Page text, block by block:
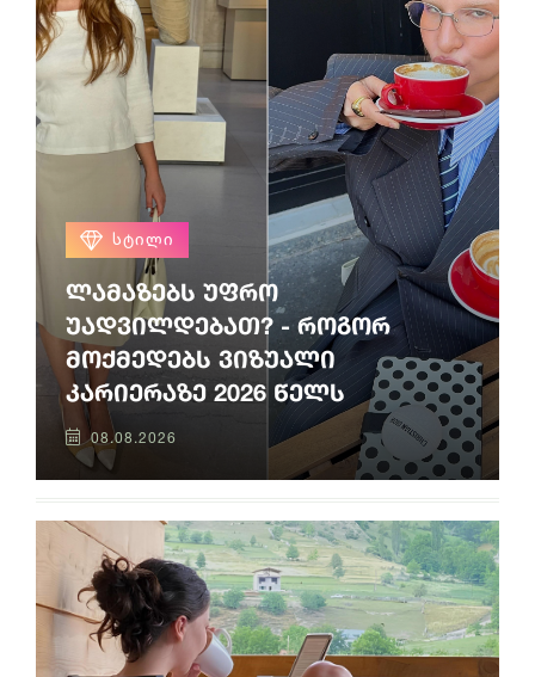
ᲡᲢᲘᲚᲘ
ლამაზებს უფრო
უადვილდებათ? - როგორ
მოქმედებს ვიზუალი
კარიერაზე 2026 წელს
08.08.2026